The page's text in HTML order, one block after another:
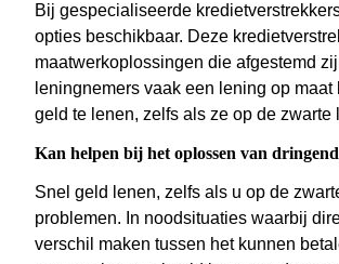
Bij gespecialiseerde
opties beschikbaar. Deze
maatwerkoplossingen die afgestemd
leningnemers vaak een lening op
geld te lenen, zelfs als ze op de zwarte
Kan helpen bij het oplossen van
Snel geld lenen, zelfs als u op de
problemen. In noodsituaties waarbij
verschil maken tussen het kunnen